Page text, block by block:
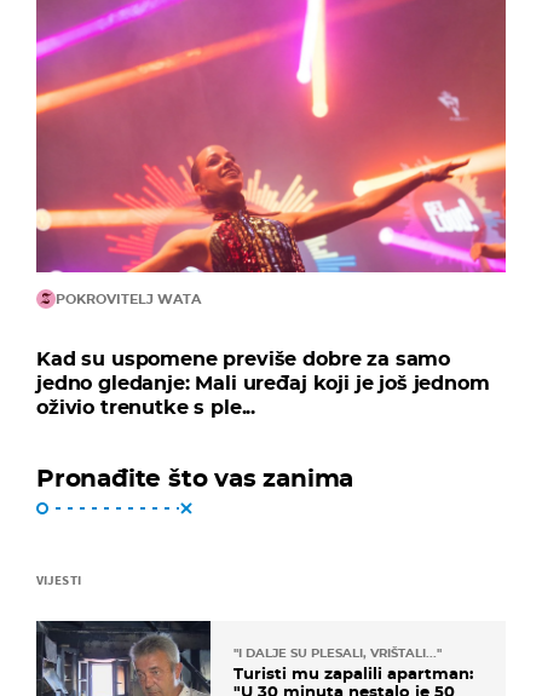
POKROVITELJ WATA
Kad su uspomene previše dobre za samo
jedno gledanje: Mali uređaj koji je još jednom
oživio trenutke s ple...
Pronađite što vas zanima
VIJESTI
"I DALJE SU PLESALI, VRIŠTALI..."
Turisti mu zapalili apartman:
"U 30 minuta nestalo je 50